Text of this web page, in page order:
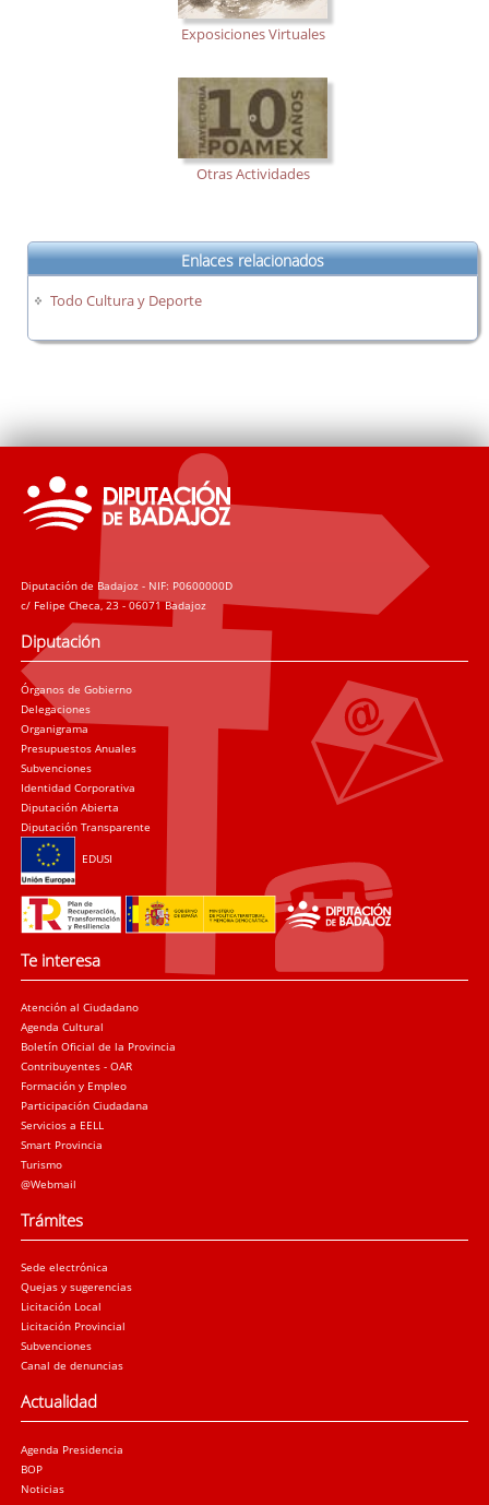
Exposiciones Virtuales
Otras Actividades
Enlaces relacionados
Todo Cultura y Deporte
Diputación de Badajoz - NIF: P0600000D
c/ Felipe Checa, 23 - 06071 Badajoz
Diputación
Órganos de Gobierno
Delegaciones
Organigrama
Presupuestos Anuales
Subvenciones
Identidad Corporativa
Diputación Abierta
Diputación Transparente
EDUSI
Te interesa
Atención al Ciudadano
Agenda Cultural
Boletín Oficial de la Provincia
Contribuyentes - OAR
Formación y Empleo
Participación Ciudadana
Servicios a EELL
Smart Provincia
Turismo
@Webmail
Trámites
Sede electrónica
Quejas y sugerencias
Licitación Local
Licitación Provincial
Subvenciones
Canal de denuncias
Actualidad
Agenda Presidencia
BOP
Noticias